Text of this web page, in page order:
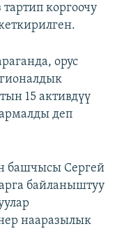
коргоочу
орус
15 активдүү
деп
башчысы Сергей
байланыштуу
нааразылык